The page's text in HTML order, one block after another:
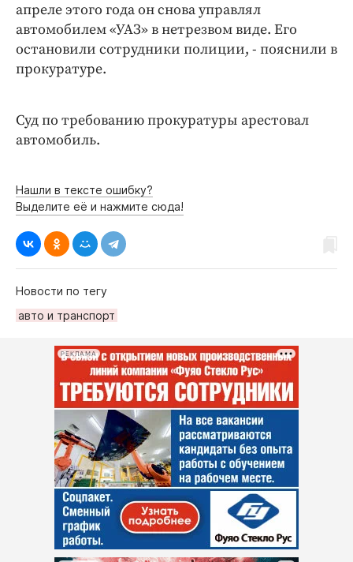
апреле этого года он снова управлял
автомобилем «УАЗ» в нетрезвом виде. Его
остановили сотрудники полиции, - пояснили в
прокуратуре.
Суд по требованию прокуратуры арестовал
автомобиль.
Нашли в тексте ошибку?
Выделите её и нажмите сюда!
Новости по тегу
авто и транспорт
РЕКЛАМА